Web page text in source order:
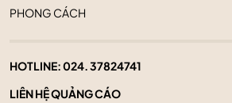
PHONG CÁCH
HOTLINE:024. 37824741
LIÊN HỆ QUẢNG CÁO